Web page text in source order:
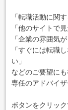
「転職活動に関
「他のサイトで
「企業の雰囲気
「すぐには転職
い」
などのご要望に
専任のアドバイ
ボタンをクリッ